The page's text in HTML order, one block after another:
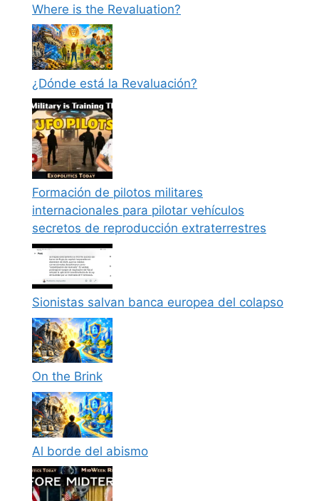
Where is the Revaluation?
¿Dónde está la Revaluación?
Formación de pilotos militares
internacionales para pilotar vehículos
secretos de reproducción extraterrestres
Sionistas salvan banca europea del colapso
On the Brink
Al borde del abismo